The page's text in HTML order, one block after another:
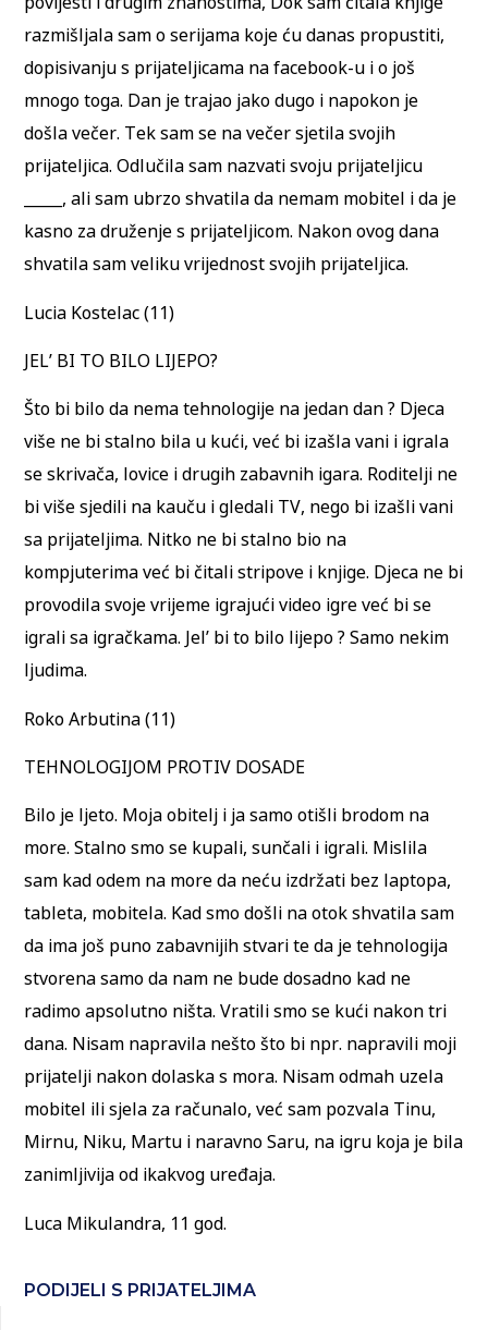
razmišljala sam o serijama koje ću danas propustiti,
dopisivanju s prijateljicama na facebook-u i o još
mnogo toga. Dan je trajao jako dugo i napokon je
došla večer. Tek sam se na večer sjetila svojih
prijateljica. Odlučila sam nazvati svoju prijateljicu
_____, ali sam ubrzo shvatila da nemam mobitel i da je
kasno za druženje s prijateljicom. Nakon ovog dana
shvatila sam veliku vrijednost svojih prijateljica.
Lucia Kostelac (11)
JEL’ BI TO BILO LIJEPO?
Što bi bilo da nema tehnologije na jedan dan ? Djeca
više ne bi stalno bila u kući, već bi izašla vani i igrala
se skrivača, lovice i drugih zabavnih igara. Roditelji ne
bi više sjedili na kauču i gledali TV, nego bi izašli vani
sa prijateljima. Nitko ne bi stalno bio na
kompjuterima već bi čitali stripove i knjige. Djeca ne bi
provodila svoje vrijeme igrajući video igre već bi se
igrali sa igračkama. Jel’ bi to bilo lijepo ? Samo nekim
ljudima.
Roko Arbutina (11)
TEHNOLOGIJOM PROTIV DOSADE
Bilo je ljeto. Moja obitelj i ja samo otišli brodom na
more. Stalno smo se kupali, sunčali i igrali. Mislila
sam kad odem na more da neću izdržati bez laptopa,
tableta, mobitela. Kad smo došli na otok shvatila sam
da ima još puno zabavnijih stvari te da je tehnologija
stvorena samo da nam ne bude dosadno kad ne
radimo apsolutno ništa. Vratili smo se kući nakon tri
dana. Nisam napravila nešto što bi npr. napravili moji
prijatelji nakon dolaska s mora. Nisam odmah uzela
mobitel ili sjela za računalo, već sam pozvala Tinu,
Mirnu, Niku, Martu i naravno Saru, na igru koja je bila
zanimljivija od ikakvog uređaja.
Luca Mikulandra, 11 god.
PODIJELI S PRIJATELJIMA